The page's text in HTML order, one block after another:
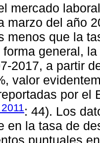
mercado
marzo del año
menos que la
general,
2017, a partir
valor
por el
: 44). Los
en la tasa de
puntuales